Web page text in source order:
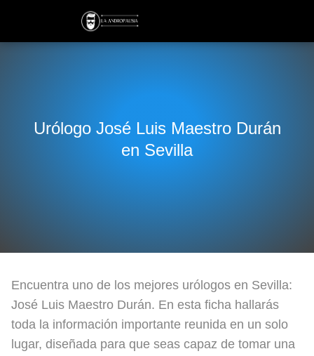
Urólogo José Luis Maestro Durán
en Sevilla
Encuentra uno de los mejores urólogos en Sevilla:
José Luis Maestro Durán. En esta ficha hallarás
toda la información importante reunida en un solo
lugar, diseñada para que seas capaz de tomar una